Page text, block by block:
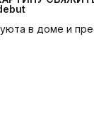
в доме и